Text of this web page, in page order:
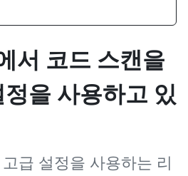
서 코드 스캔을
을 사용하고 있
급 설정을 사용하는 리